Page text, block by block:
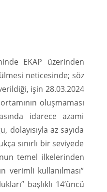
EKAP üzerinden
neticesinde; söz
işin 28.03.2024
oluşmaması
idarece azami
az sayıda
sınırlı bir seviyede
temel ilkelerinden
verimli kullanılması”
başlıklı 14’üncü